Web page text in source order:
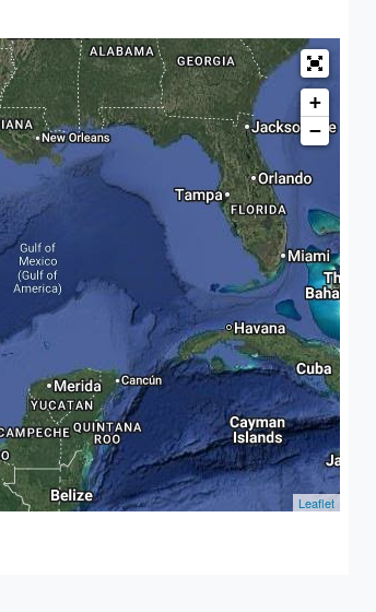
+
−
Leaflet